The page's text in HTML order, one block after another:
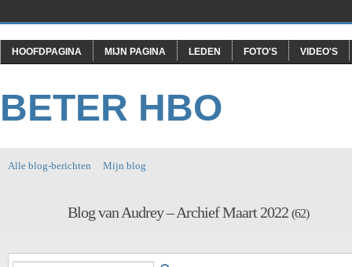
HOOFDPAGINA MIJN PAGINA LEDEN FOTO'S VIDEO'S
BETER HBO
Alle blog-berichten Mijn blog
Blog van Audrey – Archief Maart 2022 (62)